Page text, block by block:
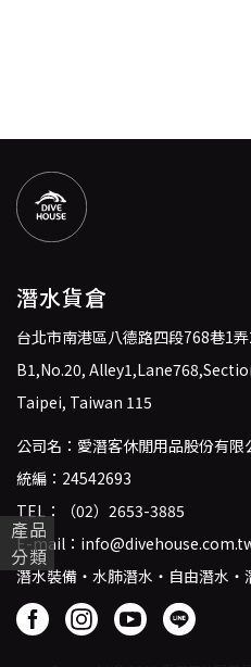
產品
分類
潛水貨倉
台北市南港區八德路四段768巷1
B1,No.20,
Taipei, Taiwan 115
公司名：愛潛客休閒用品股份有限
統編：24542693
TEL：
（02）2653-3885
E-mail：
潛水裝備・水肺潛水・自由潛水・